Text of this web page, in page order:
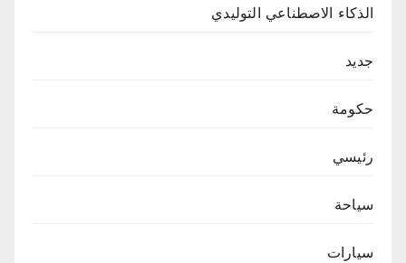
الذكاء الاصطناعي التوليدي
جديد
حكومة
رئيسي
سياحة
سيارات